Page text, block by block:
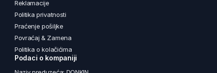
Reklamacije
Politika privatnosti
Praćenje pošiljke
Povraćaj & Zamena
Politika o kolačićima
Podaci o kompaniji